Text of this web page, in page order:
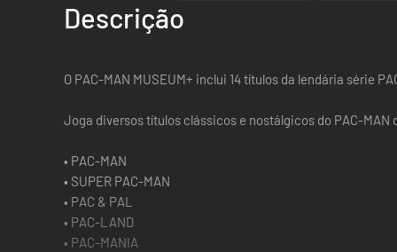
Descrição
O PAC-MAN MUSEUM+ inclui 14 títulos da lendária série
Joga diversos títulos clássicos e nostálgicos do PAC-MAN
• PAC-MAN
• SUPER PAC-MAN
• PAC & PAL
• PAC-LAND
• PAC-MANIA